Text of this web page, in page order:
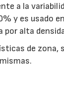
a la
y es usado
por alta
de zona,